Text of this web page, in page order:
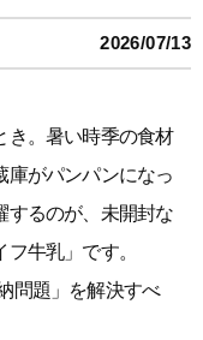
2026/07/13
き。暑い時季の食材
庫がパンパンになっ
するのが、未開封な
牛乳」です。
問題」を解決すべ